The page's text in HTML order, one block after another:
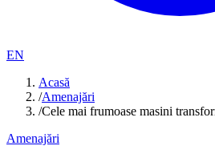
EN
Acasă
/Amenajări
/Cele mai frumoase masini
Amenajări